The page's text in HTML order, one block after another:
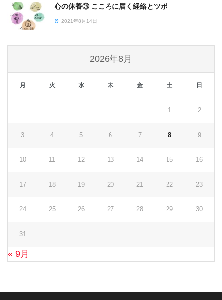
心の休養③ こころに届く経絡とツボ
2021年8月14日
2026年8月
月 火 水 木 金 土 日
1 2
3 4 5 6 7 8 9
10 11 12 13 14 15 16
17 18 19 20 21 22 23
24 25 26 27 28 29 30
31
« 9月